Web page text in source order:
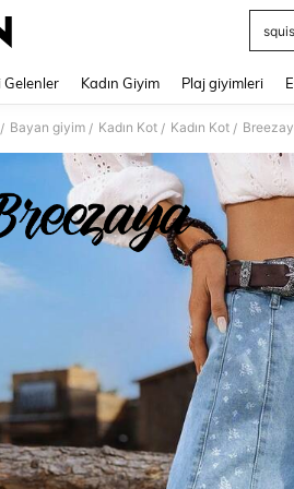
Gelenler Kadın Giyim Plaj giyimleri
/ Bayan giyim / Kadın Kot / Kadın Kot /